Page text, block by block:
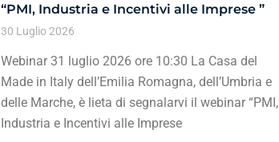
“PMI, Industria e Incentivi alle Imprese ”
30 Luglio 2026
Webinar 31 luglio 2026 ore 10:30 La Casa del
Made in Italy dell’Emilia Romagna, dell’Umbria e
delle Marche, è lieta di segnalarvi il webinar “PMI,
Industria e Incentivi alle Imprese